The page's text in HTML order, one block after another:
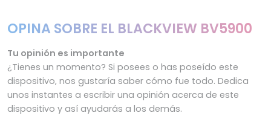
OPINA SOBRE EL BLACKVIEW BV5900
Tu opinión es importante
¿Tienes un momento? Si posees o has poseído este
dispositivo, nos gustaría saber cómo fue todo. Dedica
unos instantes a escribir una opinión acerca de este
dispositivo y así ayudarás a los demás.